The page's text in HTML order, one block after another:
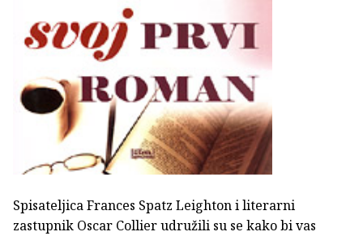
Spisateljica Frances Spatz Leighton i literarni
zastupnik Oscar Collier udružili su se kako bi vas